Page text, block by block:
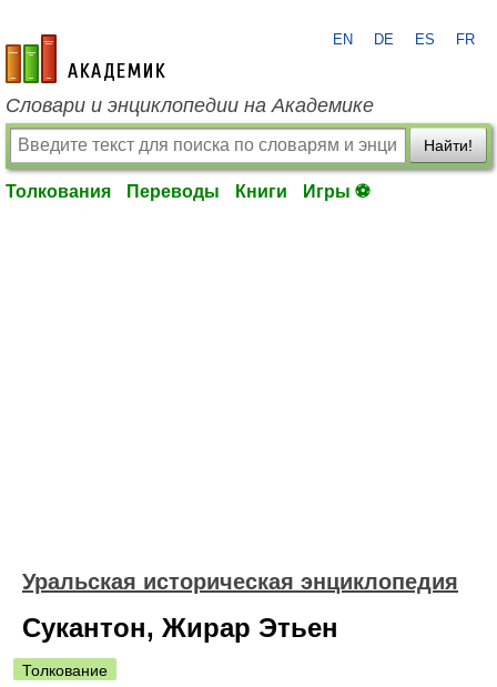
academic.ru
EN DE ES FR
Словари и энциклопедии на Академике
Найти!
Толкования Переводы Книги Игры ⚽
Уральская историческая энциклопедия
Сукантон, Жирар Этьен
Толкование